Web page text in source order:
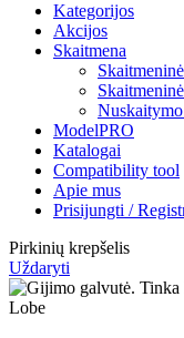
Kategorijos
Akcijos
Skaitmena
ModelPRO
Katalogai
Compatibility tool
Apie mus
Prisijungti /
Pirkinių krepšelis
Uždaryti